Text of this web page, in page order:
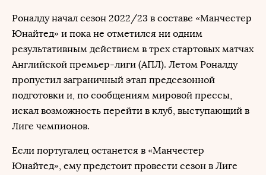
Роналду начал сезон 2022/23 в составе «Манчестер
Юнайтед» и пока не отметился ни одним
результативным действием в трех стартовых матчах
Английской премьер-лиги (АПЛ). Летом Роналду
пропустил заграничный этап предсезонной
подготовки и, по сообщениям мировой прессы,
искал возможность перейти в клуб, выступающий в
Лиге чемпионов.
Если португалец останется в «Манчестер
Юнайтед», ему предстоит провести сезон в Лиге